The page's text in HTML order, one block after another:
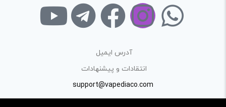
آدرس ایمیل
انتقادات و پیشنهادات
support@vapediaco.com